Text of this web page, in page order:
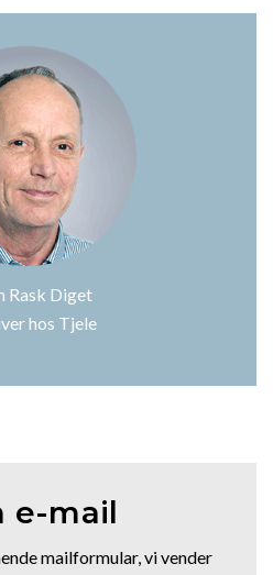
Rask Diget
hos Tjele
e-mail
mailformular, vi vender